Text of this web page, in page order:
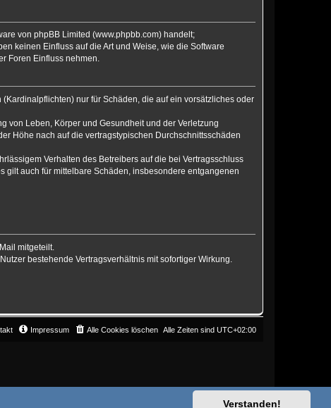
Verstanden!
von phpBB Limited (www.phpbb.com) handelt;
keinen Einfluss auf die Art und Weise, wie die Software
Foren Einfluss nehmen.
nur für Schäden, die auf ein vorsätzliches oder
von Leben, Körper und Gesundheit und der Verletzung
Höhe nach auf die vertragstypischen Durchschnittsschäden
Verhalten des Betreibers auf die bei Vertragsschluss
auch für mittelbare Schäden, insbesondere entgangenen
mitgeteilt.
bestehende Vertragsverhältnis mit sofortiger Wirkung.
Alle Zeiten sind UTC+02:00
Alle Cookies löschen
Impressum